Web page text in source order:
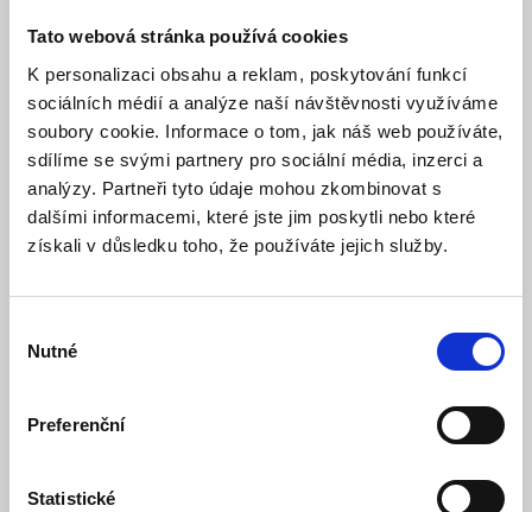
Tato webová stránka používá cookies
K personalizaci obsahu a reklam, poskytování funkcí
sociálních médií a analýze naší návštěvnosti využíváme
soubory cookie. Informace o tom, jak náš web používáte,
sdílíme se svými partnery pro sociální média, inzerci a
analýzy. Partneři tyto údaje mohou zkombinovat s
dalšími informacemi, které jste jim poskytli nebo které
získali v důsledku toho, že používáte jejich služby.
souhlasu
Nutné
Preferenční
Statistické
DS-PDCM15PF-IR Kamerový modul pro
venkovní PIR detektor DS-PDTT15AM-LM-WE
Detail